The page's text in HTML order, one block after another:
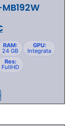
RAM:
24 GB
GPU:
Integrata
Res:
FullHD